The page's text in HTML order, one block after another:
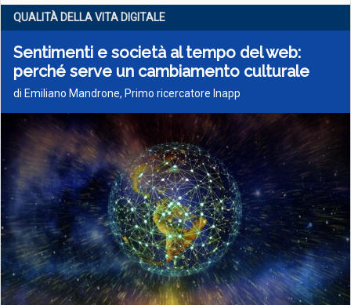
QUALITÀ DELLA VITA DIGITALE
Sentimenti e società al tempo del web:
perché serve un cambiamento culturale
di Emiliano Mandrone, Primo ricercatore Inapp